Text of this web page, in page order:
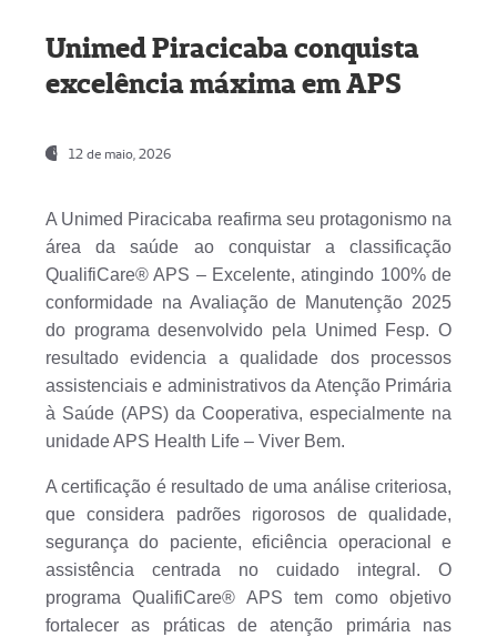
Unimed Piracicaba conquista
excelência máxima em APS
12 de maio, 2026
A Unimed Piracicaba reafirma seu protagonismo na
área da saúde ao conquistar a classificação
QualifiCare® APS – Excelente, atingindo 100% de
conformidade na Avaliação de Manutenção 2025
do programa desenvolvido pela Unimed Fesp. O
resultado evidencia a qualidade dos processos
assistenciais e administrativos da Atenção Primária
à Saúde (APS) da Cooperativa, especialmente na
unidade APS Health Life – Viver Bem.
A certificação é resultado de uma análise criteriosa,
que considera padrões rigorosos de qualidade,
segurança do paciente, eficiência operacional e
assistência centrada no cuidado integral. O
programa QualifiCare® APS tem como objetivo
fortalecer as práticas de atenção primária nas